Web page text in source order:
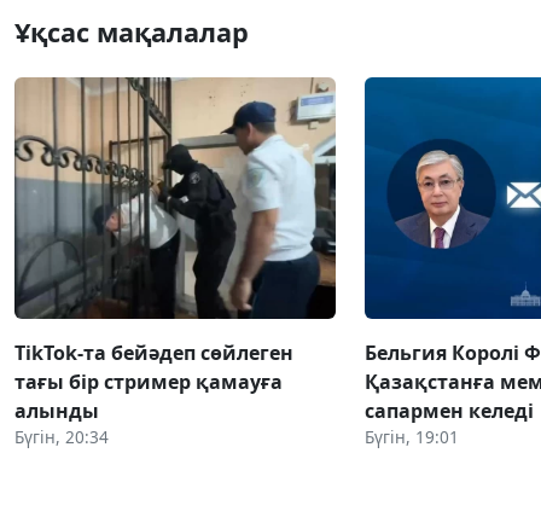
Ұқсас мақалалар
TikTok-та бейәдеп сөйлеген
тағы бір стример қамауға
алынды
Бүгін, 20:34
Бельгия Королі
Қазақстанға
сапармен келеді
Бүгін, 19:01